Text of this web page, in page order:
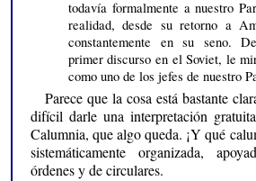
todavía formalmente a nuestro
realidad, desde su retorno a
constantemente en su seno.
primer discurso en el Soviet, le
como uno de los jefes de nuestro
Parece que la cosa está bastante
difícil darle una interpretación
Calumnia, que algo queda. ¡Y qué
sistemáticamente organizada,
órdenes y de circulares.